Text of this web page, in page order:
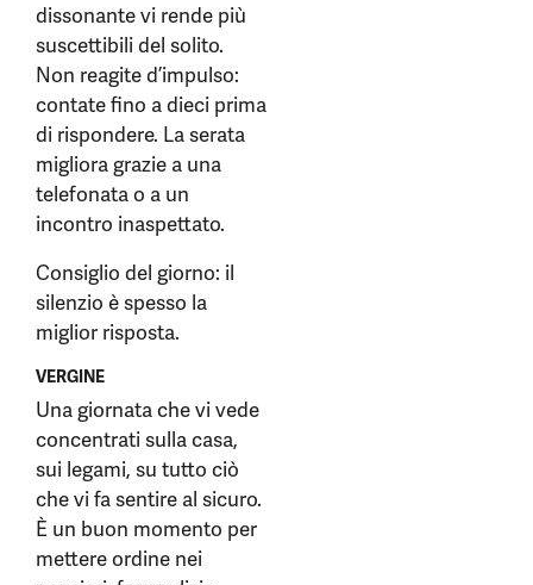
dissonante vi rende più
suscettibili del solito.
Non reagite d’impulso:
contate fino a dieci prima
di rispondere. La serata
migliora grazie a una
telefonata o a un
incontro inaspettato.
Consiglio del giorno: il
silenzio è spesso la
miglior risposta.
VERGINE
Una giornata che vi vede
concentrati sulla casa,
sui legami, su tutto ciò
che vi fa sentire al sicuro.
È un buon momento per
mettere ordine nei